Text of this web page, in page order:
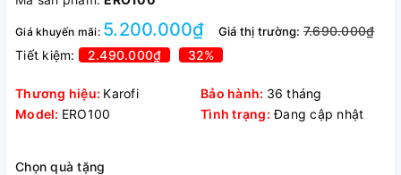
Giá khuyến mãi: 5.200.000₫ Giá thị trường:7.690.000₫
Tiết kiệm:
2.490.000₫ 32%
Thương hiệu: Karofi Bảo hành: 36 tháng
Model: ERO100 Tình trạng: Đang cập nhật
Chọn quà tặng